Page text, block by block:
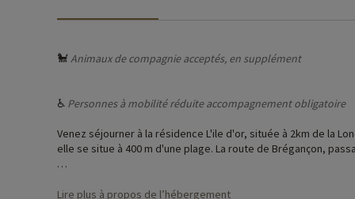
🐩 Animaux de compagnie acceptés, en supplément
♿ Personnes à mobilité réduite accompagnement obligatoire
Venez séjourner à la résidence L'ile d'or, située à 2km de la
elle se situe à 400 m d'une plage. La route de Brégançon,
kitchenette.
Lire plus à propos de l’hébergement